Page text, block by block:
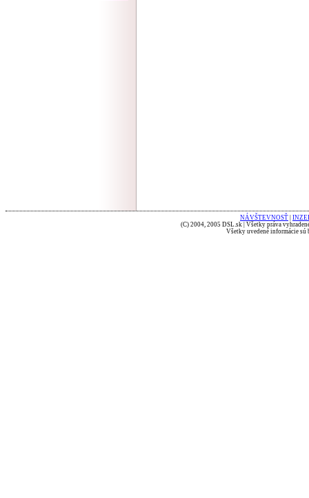
NÁVŠTEVNOSŤ
(C) 2004, 2005 DSL.sk | Všetky práva
Všetky uvedené informácie sú